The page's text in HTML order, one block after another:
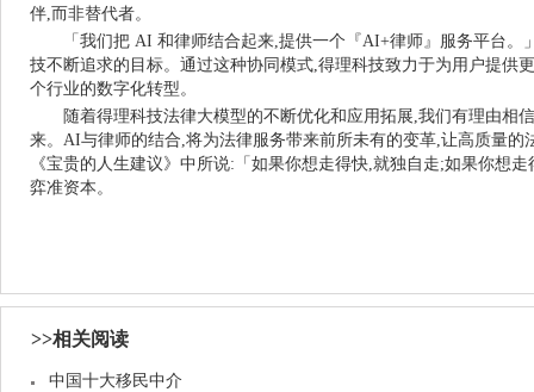
伴,而非替代者。
「我们把 AI 和律师结合起来,提供一个『AI+律师』服务平台
技不断追求的目标。通过这种协同模式,得理科技致力于为用户提供
个行业的数字化转型。
随着得理科技法律大模型的不断优化和应用拓展,我们有理由相
来。AI与律师的结合,将为法律服务带来前所未有的变革,让高质量的
《宝贵的人生建议》中所说:「如果你想走得快,就独自走;如果你想
弈准资本。
>>相关阅读
中国十大移民中介